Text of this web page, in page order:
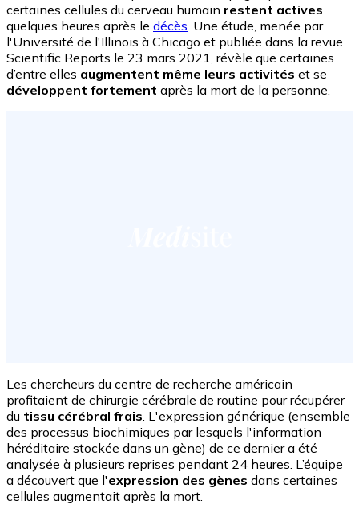
certaines cellules du cerveau humain restent actives
quelques heures après le décès. Une étude, menée par
l'Université de l'Illinois à Chicago et publiée dans la revue
Scientific Reports le 23 mars 2021, révèle que certaines
d’entre elles augmentent même leurs activités et se
développent fortement après la mort de la personne.
Les chercheurs du centre de recherche américain
profitaient de chirurgie cérébrale de routine pour récupérer
du tissu cérébral frais. L'expression générique (ensemble
des processus biochimiques par lesquels l'information
héréditaire stockée dans un gène) de ce dernier a été
analysée à plusieurs reprises pendant 24 heures. L’équipe
a découvert que l'expression des gènes dans certaines
cellules augmentait après la mort.